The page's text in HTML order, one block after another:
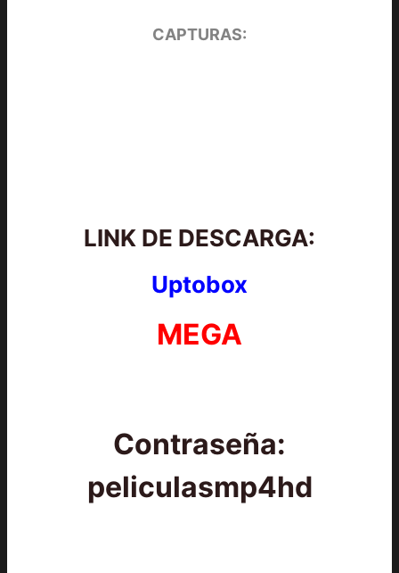
CAPTURAS:
LINK DE DESCARGA:
Uptobox
MEGA
Contraseña:
peliculasmp4hd